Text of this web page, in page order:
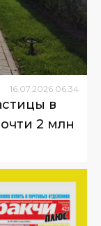
16.07.2026 06:34
в
2 млн